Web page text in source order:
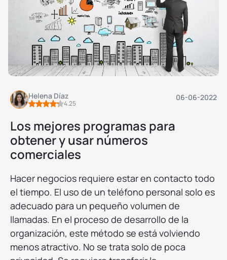
Helena Díaz
4.25
06-06-2022
Los mejores programas para
obtener y usar números
comerciales
Hacer negocios requiere estar en contacto todo
el tiempo. El uso de un teléfono personal solo es
adecuado para un pequeño volumen de
llamadas. En el proceso de desarrollo de la
organización, este método se está volviendo
menos atractivo. No se trata solo de poca